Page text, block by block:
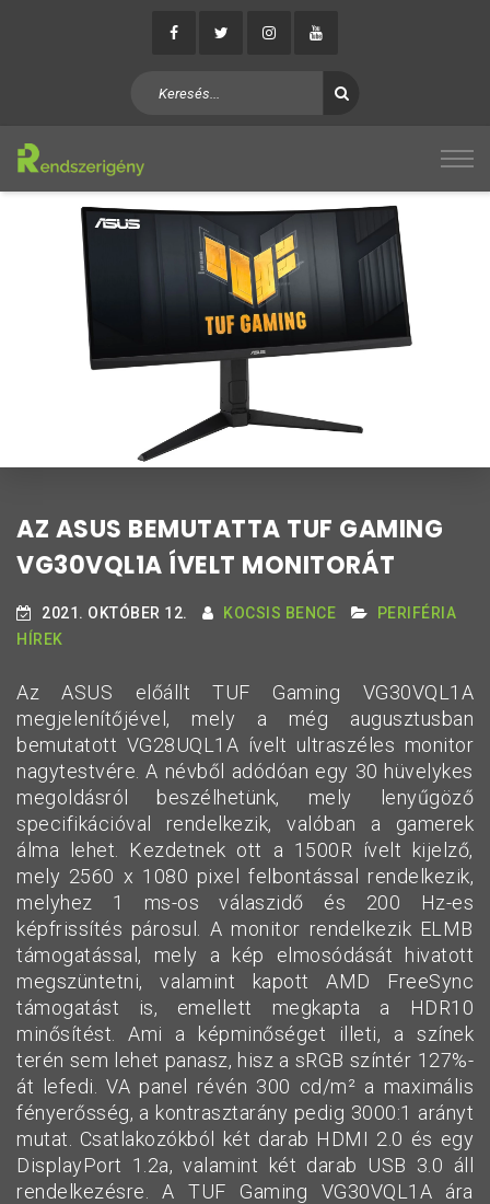
AZ ASUS BEMUTATTA TUF GAMING
VG30VQL1A ÍVELT MONITORÁT
2021. OKTÓBER 12. KOCSIS BENCE
PERIFÉRIA
HÍREK
Az ASUS előállt TUF Gaming VG30VQL1A
megjelenítőjével, mely a még augusztusban
bemutatott VG28UQL1A ívelt ultraszéles monitor
nagytestvére. A névből adódóan egy 30 hüvelykes
megoldásról beszélhetünk, mely lenyűgöző
specifikációval rendelkezik, valóban a gamerek
álma lehet. Kezdetnek ott a 1500R ívelt kijelző,
mely 2560 x 1080 pixel felbontással rendelkezik,
melyhez 1 ms-os válaszidő és 200 Hz-es
képfrissítés párosul. A monitor rendelkezik ELMB
támogatással, mely a kép elmosódását hivatott
megszüntetni, valamint kapott AMD FreeSync
támogatást is, emellett megkapta a HDR10
minősítést. Ami a képminőséget illeti, a színek
terén sem lehet panasz, hisz a sRGB színtér 127%-
át lefedi. VA panel révén 300 cd/m² a maximális
fényerősség, a kontrasztarány pedig 3000:1 arányt
mutat. Csatlakozókból két darab HDMI 2.0 és egy
DisplayPort 1.2a, valamint két darab USB 3.0 áll
rendelkezésre. A TUF Gaming VG30VQL1A ára